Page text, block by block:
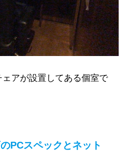
アが設置してある個室で
PCスペックとネット